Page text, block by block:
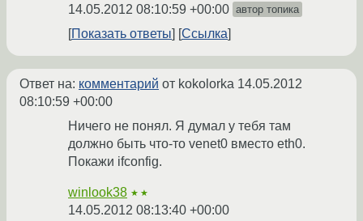
14.05.2012 08:10:59 +00:00 автор топика
Показать ответы Ссылка
Ответ на: комментарий от kokolorka 14.05.2012
08:10:59 +00:00
Ничего не понял. Я думал у тебя там
должно быть что-то venet0 вместо eth0.
Покажи ifconfig.
winlook38 ★★
14.05.2012 08:13:40 +00:00